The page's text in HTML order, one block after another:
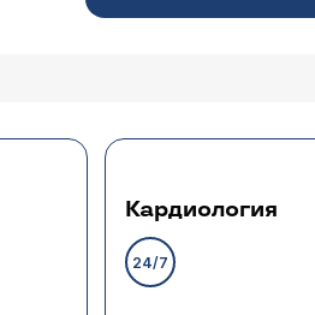
Кардиология
24/7